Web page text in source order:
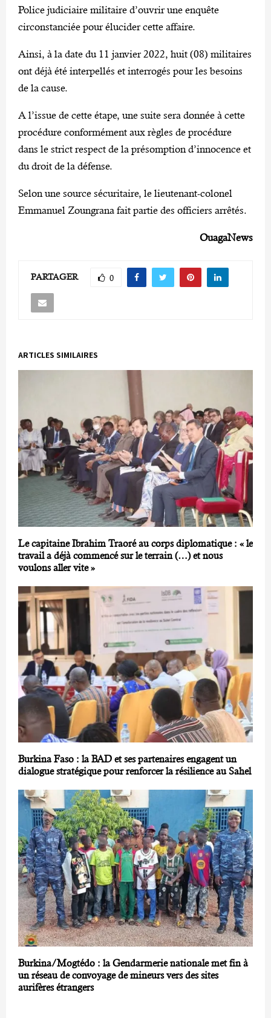
Police judiciaire militaire d’ouvrir une enquête
circonstanciée pour élucider cette affaire.
Ainsi, à la date du 11 janvier 2022, huit (08) militaires
ont déjà été interpellés et interrogés pour les besoins
de la cause.
A l’issue de cette étape, une suite sera donnée à cette
procédure conformément aux règles de procédure
dans le strict respect de la présomption d’innocence et
du droit de la défense.
Selon une source sécuritaire, le lieutenant-colonel
Emmanuel Zoungrana fait partie des officiers arrêtés.
OuagaNews
PARTAGER 0
ARTICLES SIMILAIRES
Le capitaine Ibrahim Traoré au corps diplomatique : « le
travail a déjà commencé sur le terrain (…) et nous
voulons aller vite »
Burkina Faso : la BAD et ses partenaires engagent un
dialogue stratégique pour renforcer la résilience au Sahel
Burkina/Mogtédo : la Gendarmerie nationale met fin à
un réseau de convoyage de mineurs vers des sites
aurifères étrangers